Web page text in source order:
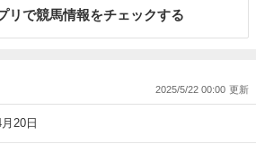
リで競馬情報をチェックする
2025/5/22 00:00
20日